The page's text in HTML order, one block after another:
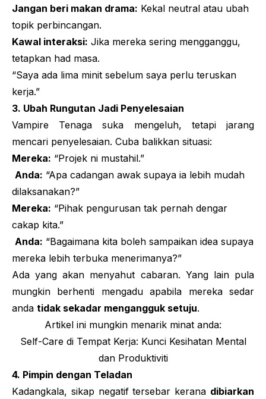
Jangan beri makan drama: Kekal neutral atau ubah
topik perbincangan.
Kawal interaksi: Jika mereka sering mengganggu,
tetapkan had masa.
“Saya ada lima minit sebelum saya perlu teruskan
kerja.”
3. Ubah Rungutan Jadi Penyelesaian
Vampire Tenaga suka mengeluh, tetapi jarang
mencari penyelesaian. Cuba balikkan situasi:
Mereka: “Projek ni mustahil.”
Anda: “Apa cadangan awak supaya ia lebih mudah
dilaksanakan?”
Mereka: “Pihak pengurusan tak pernah dengar
cakap kita.”
Anda: “Bagaimana kita boleh sampaikan idea supaya
mereka lebih terbuka menerimanya?”
Ada yang akan menyahut cabaran. Yang lain pula
mungkin berhenti mengadu apabila mereka sedar
anda tidak sekadar mengangguk setuju.
Artikel ini mungkin menarik minat anda:
Self-Care di Tempat Kerja: Kunci Kesihatan Mental
dan Produktiviti
4. Pimpin dengan Teladan
Kadangkala, sikap negatif tersebar kerana dibiarkan